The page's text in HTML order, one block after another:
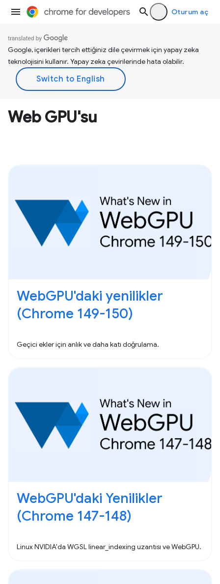
Oturum aç
Google, içerikleri tercih ettiğiniz dile çevirmek için yapay zeka
teknolojisini kullanır. Yapay zeka çevirilerinde hata olabilir.
Web GPU'su
WebGPU'daki yenilikler
(Chrome 149-150)
Geçici ekler için anlık ve daha katı doğrulama.
WebGPU'daki Yenilikler
(Chrome 147-148)
Linux NVIDIA'da WGSL linear_indexing uzantısı ve WebGPU.